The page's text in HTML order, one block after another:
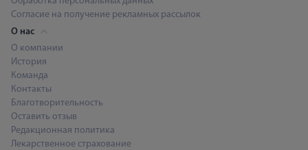
Согласие на получение рекламных рассылок
О нас
О компании
История
Команда
Контакты
Благотворительность
Оставить отзыв
Редакционная политика
Лекарственное страхование